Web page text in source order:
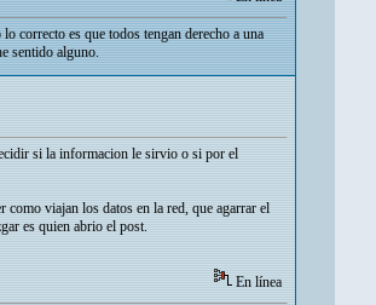
correcto es que todos tengan derecho a una
sentido alguno.
si la informacion le sirvio o si por el
como viajan los datos en la red, que agarrar el
es quien abrio el post.
En línea